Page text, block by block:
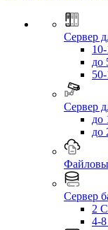
Сервер
до
Сервер
до
до
Сервер
2
4-